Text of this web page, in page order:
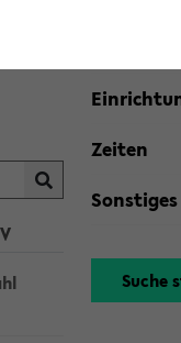
Zeiten
Sonstiges